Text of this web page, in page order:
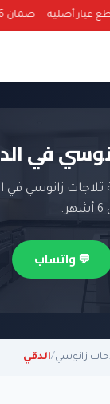
— ضمان 6 أشهر — 01000069586
في
زانوسي في
💬 واتساب
زانوسي/الدقي